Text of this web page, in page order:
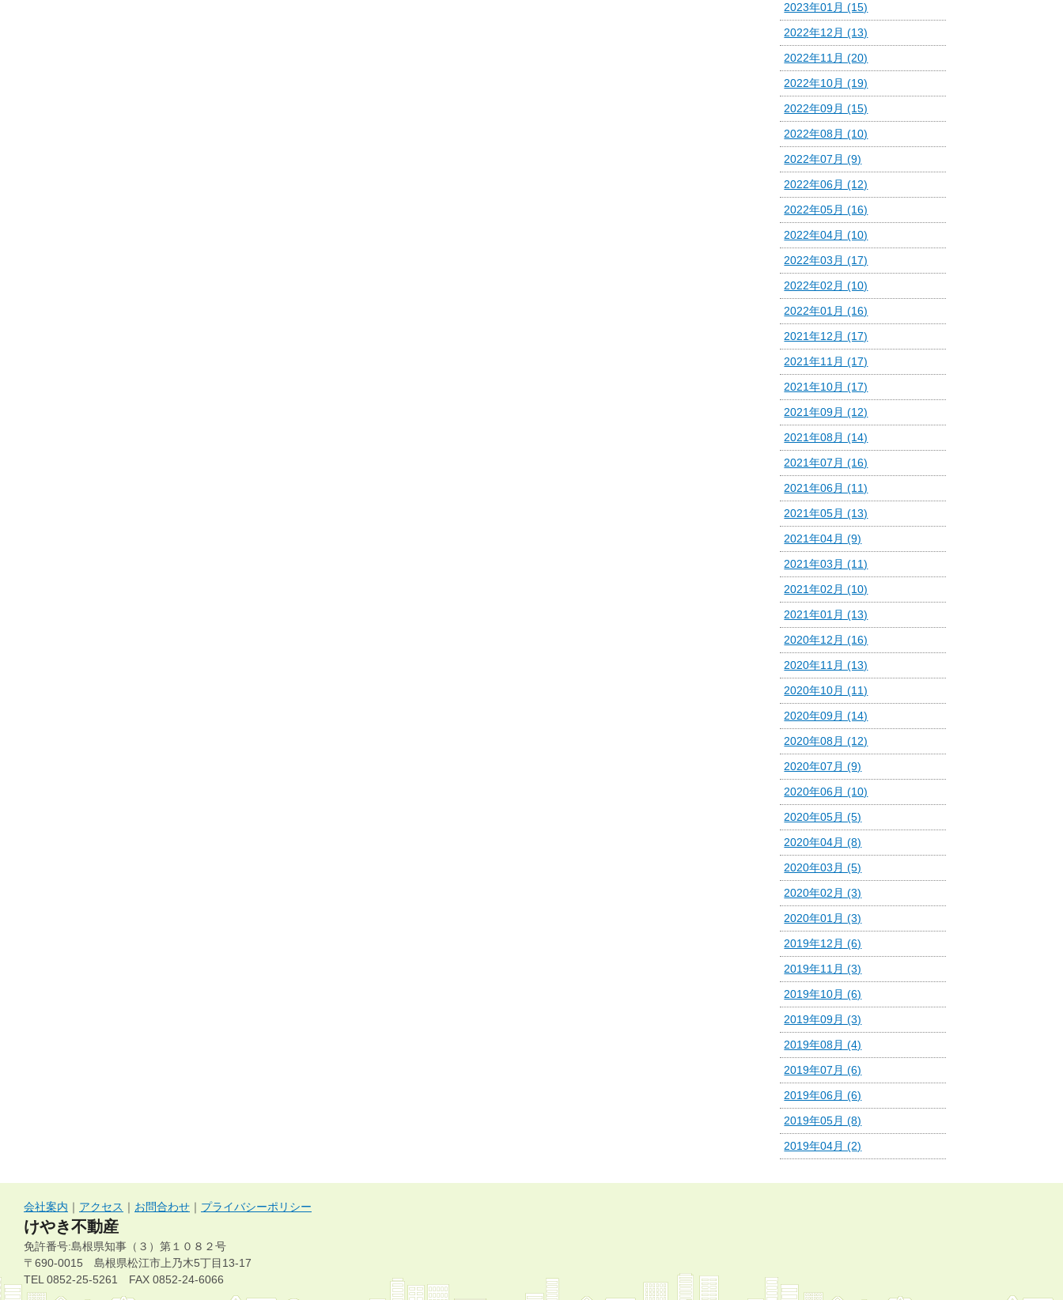
2023年01月 (15)
2022年12月 (13)
2022年11月 (20)
2022年10月 (19)
2022年09月 (15)
2022年08月 (10)
2022年07月 (9)
2022年06月 (12)
2022年05月 (16)
2022年04月 (10)
2022年03月 (17)
2022年02月 (10)
2022年01月 (16)
2021年12月 (17)
2021年11月 (17)
2021年10月 (17)
2021年09月 (12)
2021年08月 (14)
2021年07月 (16)
2021年06月 (11)
2021年05月 (13)
2021年04月 (9)
2021年03月 (11)
2021年02月 (10)
2021年01月 (13)
2020年12月 (16)
2020年11月 (13)
2020年10月 (11)
2020年09月 (14)
2020年08月 (12)
2020年07月 (9)
2020年06月 (10)
2020年05月 (5)
2020年04月 (8)
2020年03月 (5)
2020年02月 (3)
2020年01月 (3)
2019年12月 (6)
2019年11月 (3)
2019年10月 (6)
2019年09月 (3)
2019年08月 (4)
2019年07月 (6)
2019年06月 (6)
2019年05月 (8)
2019年04月 (2)
会社案内 ｜ アクセス ｜ お問合わせ ｜ プライバシーポリシー
けやき不動産
免許番号:島根県知事（３）第１０８２号
〒690-0015 島根県松江市上乃木5丁目13-17
TEL 0852-25-5261 FAX 0852-24-6066